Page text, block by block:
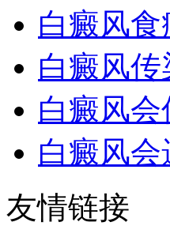
白癜风
白癜风传
白癜风
白癜风
友情链接